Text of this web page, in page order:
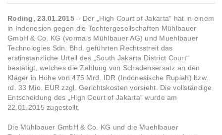
Roding, 23.01.2015 – Der „High Court of Jakarta“ hat in einem
in Indonesien gegen die Tochtergesellschaften Mühlbauer
GmbH & Co. KG (vormals Mühlbauer AG) und Muehlbauer
Technologies Sdn. Bhd. geführten Rechtsstreit das
erstinstanzliche Urteil des „South Jakarta District Court“
bestätigt, welches die Zahlung von Schadensersatz an den
Kläger in Höhe von 475 Mrd. IDR (Indonesische Rupiah) bzw.
rd. 33 Mio. EUR zzgl. Gerichtskosten vorsieht. Die vollständige
Entscheidung des „High Court of Jakarta“ wurde am
22.01.2015 zugestellt.
Die Mühlbauer GmbH & Co. KG und die Muehlbauer